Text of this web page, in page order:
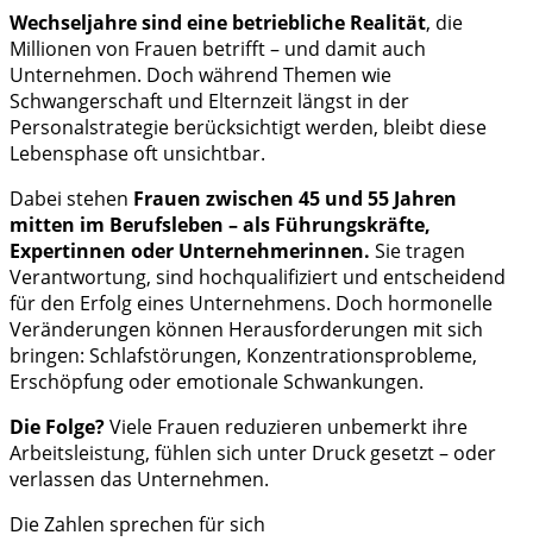
Wechseljahre sind eine betriebliche Realität, die
Millionen von Frauen betrifft – und damit auch
Unternehmen. Doch während Themen wie
Schwangerschaft und Elternzeit längst in der
Personalstrategie berücksichtigt werden, bleibt diese
Lebensphase oft unsichtbar.
Dabei stehen Frauen zwischen 45 und 55 Jahren
mitten im Berufsleben – als Führungskräfte,
Expertinnen oder Unternehmerinnen. Sie tragen
Verantwortung, sind hochqualifiziert und entscheidend
für den Erfolg eines Unternehmens. Doch hormonelle
Veränderungen können Herausforderungen mit sich
bringen: Schlafstörungen, Konzentrationsprobleme,
Erschöpfung oder emotionale Schwankungen.
Die Folge?Viele Frauen reduzieren unbemerkt ihre
Arbeitsleistung, fühlen sich unter Druck gesetzt – oder
verlassen das Unternehmen.
Die Zahlen sprechen für sich